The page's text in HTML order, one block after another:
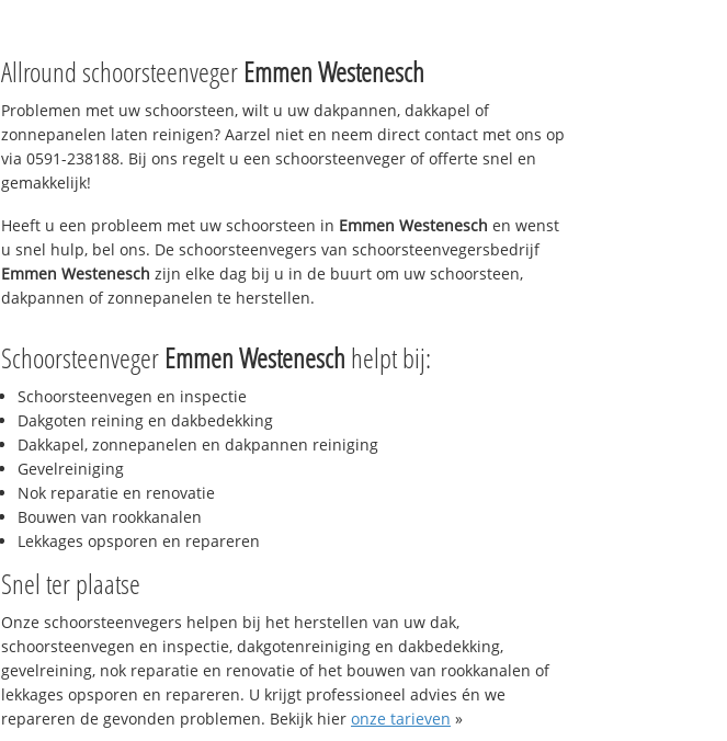
Allround schoorsteenveger Emmen Westenesch
Problemen met uw schoorsteen, wilt u uw dakpannen, dakkapel of
zonnepanelen laten reinigen? Aarzel niet en neem direct contact met ons op
via 0591-238188. Bij ons regelt u een schoorsteenveger of offerte snel en
gemakkelijk!
Heeft u een probleem met uw schoorsteen in Emmen Westenesch en wenst
u snel hulp, bel ons. De schoorsteenvegers van schoorsteenvegersbedrijf
Emmen Westenesch zijn elke dag bij u in de buurt om uw schoorsteen,
dakpannen of zonnepanelen te herstellen.
Schoorsteenveger Emmen Westenesch helpt bij:
Schoorsteenvegen en inspectie
Dakgoten reining en dakbedekking
Dakkapel, zonnepanelen en dakpannen reiniging
Gevelreiniging
Nok reparatie en renovatie
Bouwen van rookkanalen
Lekkages opsporen en repareren
Snel ter plaatse
Onze schoorsteenvegers helpen bij het herstellen van uw dak,
schoorsteenvegen en inspectie, dakgotenreiniging en dakbedekking,
gevelreining, nok reparatie en renovatie of het bouwen van rookkanalen of
lekkages opsporen en repareren. U krijgt professioneel advies én we
repareren de gevonden problemen. Bekijk hier onze tarieven »